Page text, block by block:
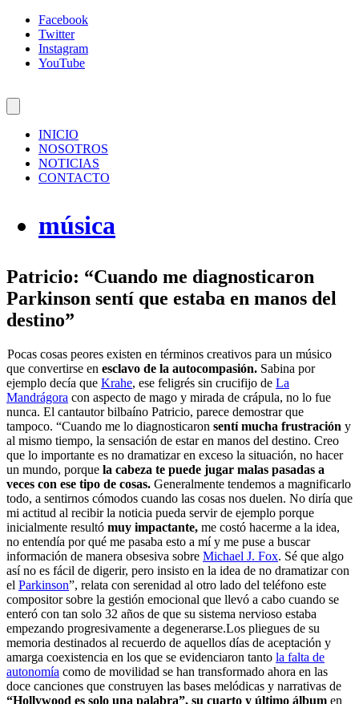
Facebook
Twitter
Instagram
YouTube
INICIO
NOSOTROS
NOTICIAS
CONTACTO
música
Patricio: “Cuando me diagnosticaron
Parkinson sentí que estaba en manos del
destino”
Pocas cosas peores existen en términos creativos para un músico
que convertirse en esclavo de la autocompasión. Sabina por
ejemplo decía que Krahe, ese feligrés sin crucifijo de La
Mandrágora con aspecto de mago y mirada de crápula, no lo fue
nunca. El cantautor bilbaíno Patricio, parece demostrar que
tampoco. “Cuando me lo diagnosticaron sentí mucha frustración y
al mismo tiempo, la sensación de estar en manos del destino. Creo
que lo importante es no dramatizar en exceso la situación, no hacer
un mundo, porque la cabeza te puede jugar malas pasadas a
veces con ese tipo de cosas. Generalmente tendemos a magnificarlo
todo, a sentirnos cómodos cuando las cosas nos duelen. No diría que
mi actitud al recibir la noticia pueda servir de ejemplo porque
inicialmente resultó muy impactante, me costó hacerme a la idea,
no entendía por qué me pasaba esto a mí y me puse a buscar
información de manera obsesiva sobre Michael J. Fox. Sé que algo
así no es fácil de digerir, pero insisto en la idea de no dramatizar con
el Parkinson”, relata con serenidad al otro lado del teléfono este
compositor sobre la gestión emocional que llevó a cabo cuando se
enteró con tan solo 32 años de que su sistema nervioso estaba
empezando progresivamente a degenerarse.Los pliegues de su
memoria destinados al recuerdo de aquellos días de aceptación y
amarga coexistencia en los que se evidenciaron tanto la falta de
autonomía como de movilidad se han transformado ahora en las
doce canciones que construyen las bases melódicas y narrativas de
“Hollywood es solo una palabra”, su cuarto y último álbum en